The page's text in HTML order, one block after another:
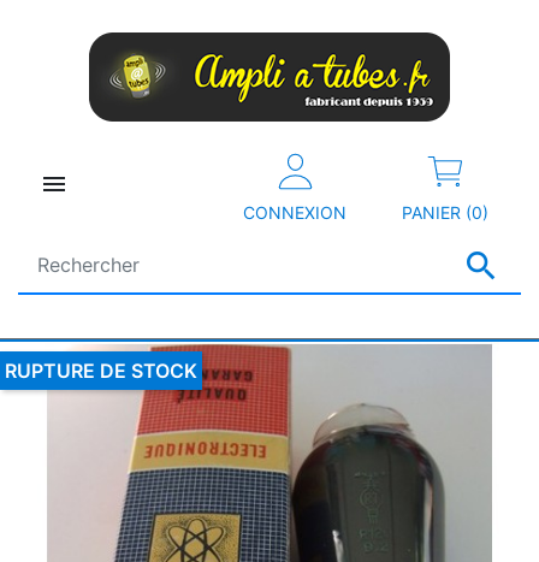


CONNEXION PANIER (0)
RUPTURE DE STOCK